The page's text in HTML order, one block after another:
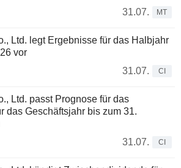
31.07.
MT
Ltd. legt Ergebnisse für das Halbjahr
vor
31.07.
CI
Ltd. passt Prognose für das
das Geschäftsjahr bis zum 31.
31.07.
CI